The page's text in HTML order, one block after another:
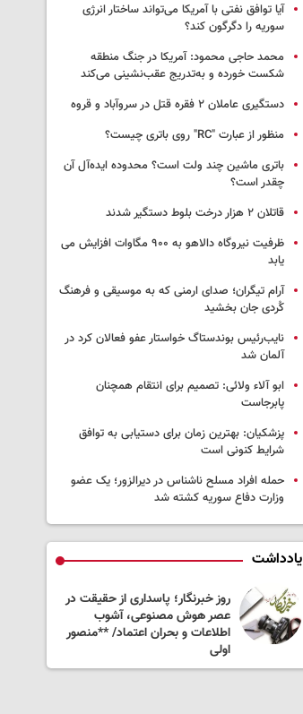
آیا توافق نفتی با آمریکا می‌تواند ساختار انرژی
سوریه را دگرگون کند؟
محمد حاجی محمود: آمریکا در جنگ منطقه
شکست خورده و به‌تدریج عقب‌نشینی می‌کند
دستگیری عاملان ۲ فقره قتل در سروآباد و قروه
منظور از عبارت "RC" روی باتری چیست؟
باتری ماشین چند ولت است؟ محدوده ایده‌آل آن
چقدر است؟
قاتلان ۲ هزار درخت بلوط دستگیر شدند
ظرفیت نیروگاه دالاهو به ۹۰۰ مگاوات افزایش می
یابد
آرام تیگران؛ صدای ارمنی که به موسیقی و فرهنگ
کُردی جان بخشید
نایب‌رئیس بوندستاگ خواستار عفو فعالان کرد در
آلمان شد
ابو آلاء ولائی: تصمیم برای انتقام همچنان
پابرجاست
پزشکیان‌: بهترین زمان برای دستیابی به توافق
شرایط کنونی است
حمله افراد مسلح ناشناس در دیرالزور؛ یک عضو
وزارت دفاع سوریه کشته شد
یادداشت
روز خبرنگار؛ پاسداری از حقیقت در
عصر هوش مصنوعی، آشوب
اطلاعات و بحران اعتماد/ **منصور
اولی